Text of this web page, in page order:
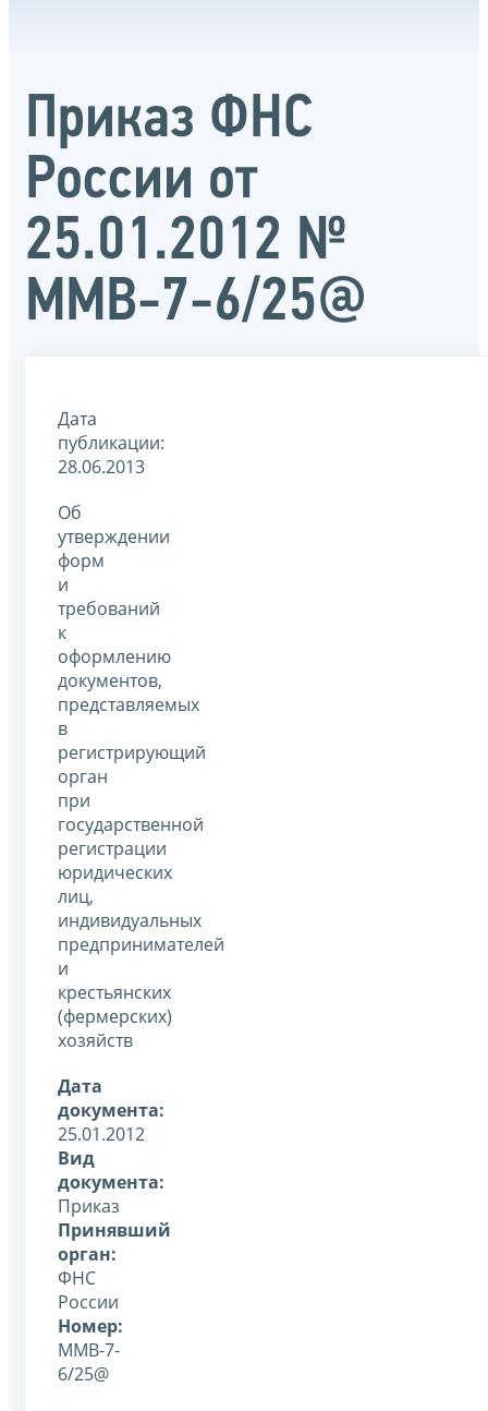
Приказ ФНС
России от
25.01.2012 №
ММВ-7-6/25@
Дата
публикации:
28.06.2013
Об
утверждении
форм
и
требований
к
оформлению
документов,
представляемых
в
регистрирующий
орган
при
государственной
регистрации
юридических
лиц,
индивидуальных
предпринимателей
и
крестьянских
(фермерских)
хозяйств
Дата
документа:
25.01.2012
Вид
документа:
Приказ
Принявший
орган:
ФНС
России
Номер:
ММВ-7-
6/25@